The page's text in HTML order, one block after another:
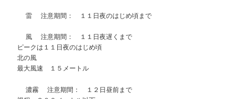
雷 注意期間： １１日夜のはじめ頃まで
風 注意期間： １１日夜遅くまで
ピークは１１日夜のはじめ頃
北の風
最大風速 １５メートル
濃霧 注意期間： １２日昼前まで